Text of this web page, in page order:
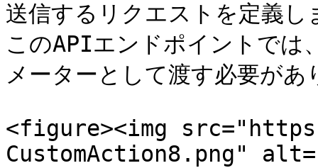
送信するリクエストを定義
このAPIエンドポイントで
メーターとして渡す必要があ
<figure><img
CustomAction8.png"